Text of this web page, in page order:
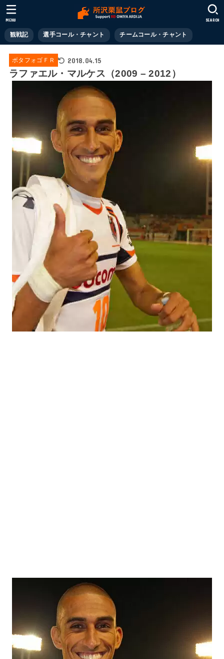
観戦記 選手コール・チャント チームコール・チャント
SEARCH
MENU
ボタフォゴＦＲ 2018.04.15
ラファエル・マルケス（2009 – 2012）